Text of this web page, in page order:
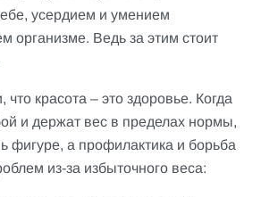
усердием и умением
организме. Ведь за этим стоит
красота – это здоровье. Когда
и держат вес в пределах нормы,
фигуре, а профилактика и борьба
из-за избыточного веса: